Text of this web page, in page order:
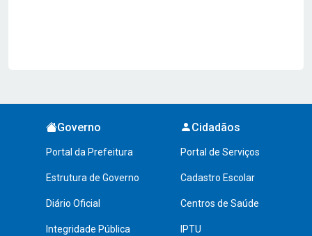
Governo
Portal da Prefeitura
Estrutura de Governo
Diário Oficial
Integridade Pública
Cidadãos
Portal de Serviços
Cadastro Escolar
Centros de Saúde
IPTU